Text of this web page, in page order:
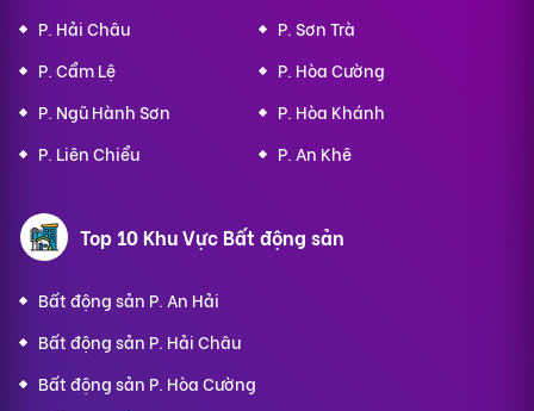
P. Hải Châu
P. Sơn Trà
P. Cẩm Lệ
P. Hòa Cường
P. Ngũ Hành Sơn
P. Hòa Khánh
P. Liên Chiểu
P. An Khê
Top 10 Khu Vực Bất động sản
Bất động sản P. An Hải
Bất động sản P. Hải Châu
Bất động sản P. Hòa Cường